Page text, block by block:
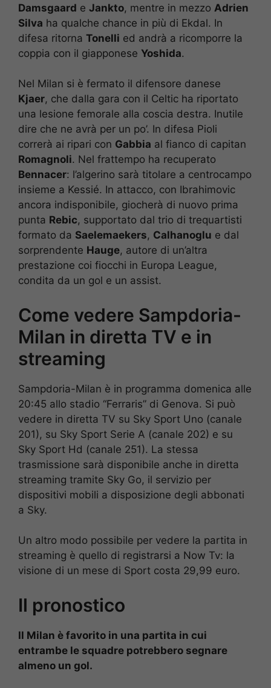
Damsgaard e Jankto, mentre in mezzo Adrien
Silva ha qualche chance in più di Ekdal. In
difesa ritorna Tonelli ed andrà a ricomporre la
coppia con il giapponese Yoshida.
Nel Milan si è fermato il difensore danese
Kjaer, che dalla gara con il Celtic ha riportato
una lesione femorale alla coscia destra. Inutile
dire che ne avrà per un po’. In difesa Pioli
correrà ai ripari con Gabbia al fianco di capitan
Romagnoli. Nel frattempo ha recuperato
Bennacer: l’algerino sarà titolare a centrocampo
insieme a Kessié. In attacco, con Ibrahimovic
ancora indisponibile, giocherà di nuovo prima
punta Rebic, supportato dal trio di trequartisti
formato da Saelemaekers, Calhanoglu e dal
sorprendente Hauge, autore di un’altra
prestazione coi fiocchi in Europa League,
condita da un gol e un assist.
Come vedere Sampdoria-
Milan in diretta TV e in
streaming
Sampdoria-Milan è in programma domenica alle
20:45 allo stadio “Ferraris” di Genova. Si può
vedere in diretta TV su Sky Sport Uno (canale
201), su Sky Sport Serie A (canale 202) e su
Sky Sport Hd (canale 251). La stessa
trasmissione sarà disponibile anche in diretta
streaming tramite Sky Go, il servizio per
dispositivi mobili a disposizione degli abbonati
a Sky.
Un altro modo possibile per vedere la partita in
streaming è quello di registrarsi a Now Tv: la
visione di un mese di Sport costa 29,99 euro.
Il pronostico
Il Milan è favorito in una partita in cui
entrambe le squadre potrebbero segnare
almeno un gol.